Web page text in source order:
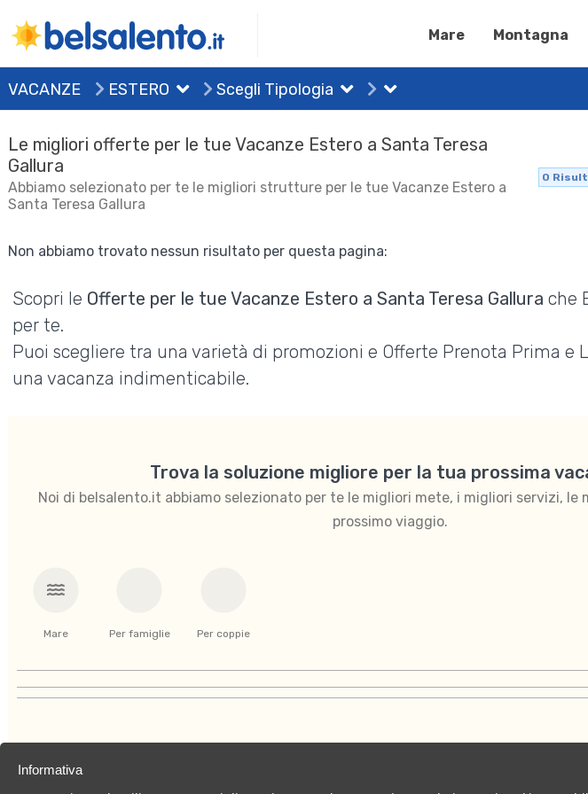
Mare Montagna
VACANZE ESTERO Scegli Tipologia
Le migliori offerte per le tue Vacanze Estero a Santa Teresa
Gallura
Abbiamo selezionato per te le migliori strutture per le tue Vacanze Estero a
Santa Teresa Gallura
0
Non abbiamo trovato nessun risultato per questa pagina:
Scopri le Offerte per le tue Vacanze Estero a Santa Teresa Gallura che
per te.
Puoi scegliere tra una varietà di promozioni e Offerte Prenota Prima e
una vacanza indimenticabile.
Trova la soluzione migliore per la tua prossima
Noi di belsalento.it abbiamo selezionato per te le migliori mete, i migliori servizi, le
prossimo viaggio.
Mare Per famiglie Per coppie
Informativa